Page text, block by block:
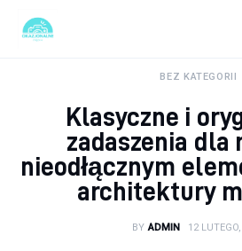
Turystyka
Lifestyle
BEZ KATEGORII
Klasyczne i
zadaszenia dla
nieodłącznym
architektury
BY ADMIN 12